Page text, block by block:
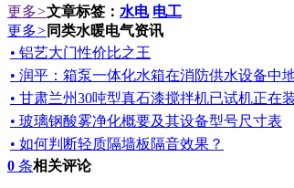
更多>文章标签： 水电 电工
更多> 同类水暖电气资讯
• 铝艺大门性价比之王
• 润平：箱泵一体化水箱在消防供水设备中
• 甘肃兰州30吨型真石漆搅拌机已试机正在
• 玻璃钢酸雾净化概要及其设备型号尺寸表
• 如何判断轻质隔墙板隔音效果？
0 条相关评论